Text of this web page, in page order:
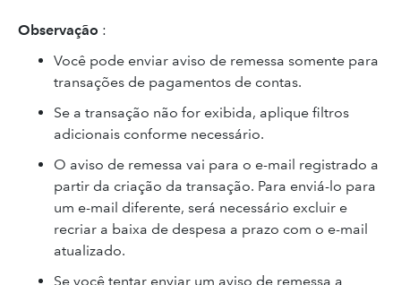
Observação :
Você pode enviar aviso de remessa somente para
transações de pagamentos de contas.
Se a transação não for exibida, aplique filtros
adicionais conforme necessário.
O aviso de remessa vai para o e-mail registrado a
partir da criação da transação. Para enviá-lo para
um e-mail diferente, será necessário excluir e
recriar a baixa de despesa a prazo com o e-mail
atualizado.
Se você tentar enviar um aviso de remessa a